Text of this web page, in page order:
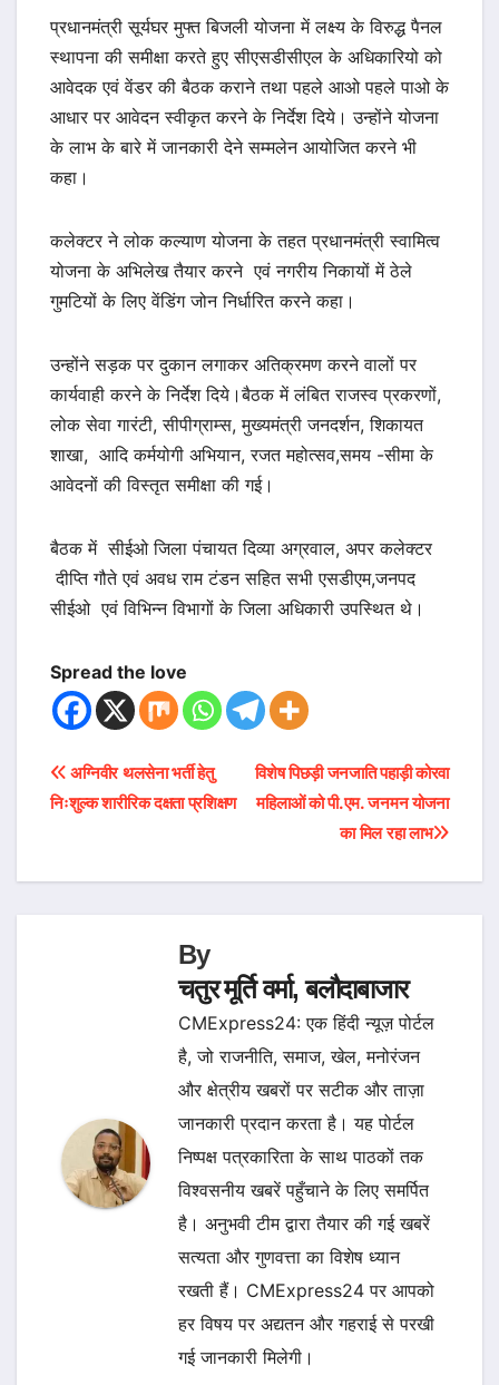
प्रधानमंत्री सूर्यघर मुफ्त बिजली योजना में लक्ष्य के विरुद्ध पैनल
स्थापना की समीक्षा करते हुए सीएसडीसीएल के अधिकारियो को
आवेदक एवं वेंडर की बैठक कराने तथा पहले आओ पहले पाओ के
आधार पर आवेदन स्वीकृत करने के निर्देश दिये। उन्होंने योजना
के लाभ के बारे में जानकारी देने सम्मलेन आयोजित करने भी
कहा।
कलेक्टर ने लोक कल्याण योजना के तहत प्रधानमंत्री स्वामित्व
योजना के अभिलेख तैयार करने एवं नगरीय निकायों में ठेले
गुमटियों के लिए वेंडिंग जोन निर्धारित करने कहा।
उन्होंने सड़क पर दुकान लगाकर अतिक्रमण करने वालों पर
कार्यवाही करने के निर्देश दिये।बैठक में लंबित राजस्व प्रकरणों,
लोक सेवा गारंटी, सीपीग्राम्स, मुख्यमंत्री जनदर्शन, शिकायत
शाखा, आदि कर्मयोगी अभियान, रजत महोत्सव,समय -सीमा के
आवेदनों की विस्तृत समीक्षा की गई।
बैठक में सीईओ जिला पंचायत दिव्या अग्रवाल, अपर कलेक्टर
दीप्ति गौते एवं अवध राम टंडन सहित सभी एसडीएम,जनपद
सीईओ एवं विभिन्न विभागों के जिला अधिकारी उपस्थित थे।
Spread the love
Post
navigation
विशेष पिछड़ी जनजाति पहाड़ी कोरवा
महिलाओं को पी.एम. जनमन योजना
का मिल रहा लाभ
अग्निवीर थलसेना भर्ती हेतु
निःशुल्क शारीरिक दक्षता प्रशिक्षण
By
चतुर मूर्ति वर्मा, बलौदाबाजार
CMExpress24: एक हिंदी न्यूज़ पोर्टल
है, जो राजनीति, समाज, खेल, मनोरंजन
और क्षेत्रीय खबरों पर सटीक और ताज़ा
जानकारी प्रदान करता है। यह पोर्टल
निष्पक्ष पत्रकारिता के साथ पाठकों तक
विश्वसनीय खबरें पहुँचाने के लिए समर्पित
है। अनुभवी टीम द्वारा तैयार की गई खबरें
सत्यता और गुणवत्ता का विशेष ध्यान
रखती हैं। CMExpress24 पर आपको
हर विषय पर अद्यतन और गहराई से परखी
गई जानकारी मिलेगी।